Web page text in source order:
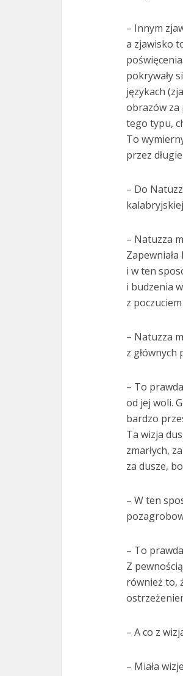
– Innym
a zjawisko
pokrywały
językach
obrazów za
tego typu,
To
przez
– Do
– Natuzza
i w ten
i budzenia
z
– Natuzza
z
– To
od jej woli.
bardzo
Ta wizja
zmarłych,
za dusze,
– W ten
– To
Z
również to,
– A co z
– Miała